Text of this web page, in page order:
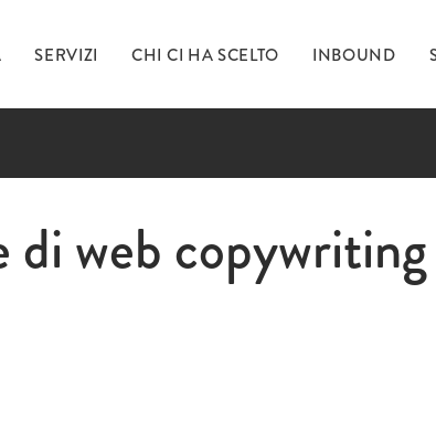
SERVIZI CHI CI HA SCELTO INBOUND
Ti
web